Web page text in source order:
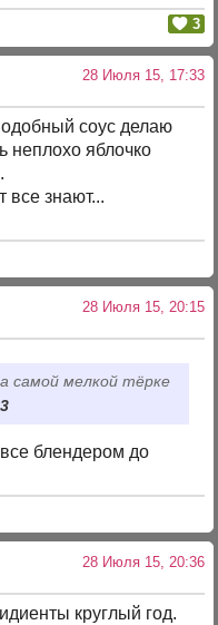
3
28 Июля 15, 17:33
соус делаю
неплохо яблочко
все знают...
28 Июля 15, 20:15
самой мелкой тёрке
блендером до
28 Июля 15, 20:36
круглый год.